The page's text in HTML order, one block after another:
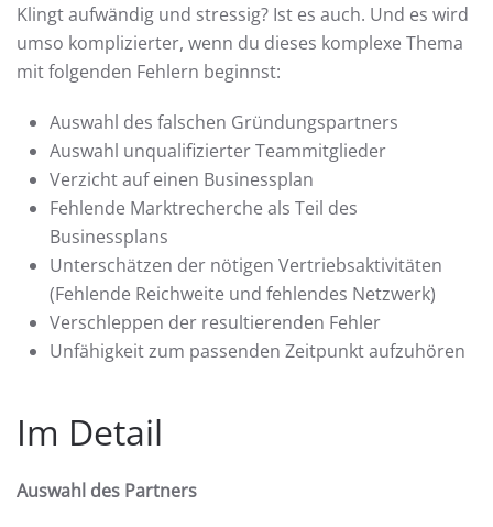
Klingt aufwändig und stressig? Ist es auch. Und es wird
umso komplizierter, wenn du dieses komplexe Thema
mit folgenden Fehlern beginnst:
Auswahl des falschen Gründungspartners
Auswahl unqualifizierter Teammitglieder
Verzicht auf einen Businessplan
Fehlende Marktrecherche als Teil des
Businessplans
Unterschätzen der nötigen Vertriebsaktivitäten
(Fehlende Reichweite und fehlendes Netzwerk)
Verschleppen der resultierenden Fehler
Unfähigkeit zum passenden Zeitpunkt aufzuhören
Im Detail
Auswahl des Partners